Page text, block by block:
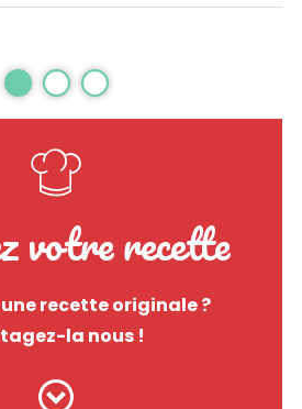
votre recette
recette originale ?
la nous !